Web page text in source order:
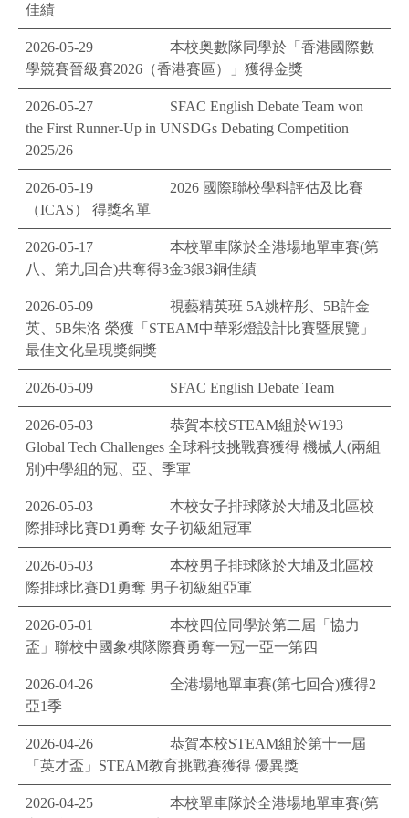
佳績
2026-05-29
本校奥數隊同學於「香港國際數
學競賽晉級賽2026（香港賽區）」獲得金獎
2026-05-27
SFAC English Debate Team won
the First Runner-Up in UNSDGs Debating Competition
2025/26
2026-05-19
2026 國際聯校學科評估及比賽
（ICAS） 得獎名單
2026-05-17
本校單車隊於全港場地單車賽(第
八、第九回合)共奪得3金3銀3銅佳績
2026-05-09
視藝精英班 5A姚梓彤、5B許金
英、5B朱洛 榮獲「STEAM中華彩燈設計比賽暨展覽」
最佳文化呈現獎銅獎
2026-05-09 SFAC English Debate Team
2026-05-03
恭賀本校STEAM組於W193
Global Tech Challenges ​全球科技挑戰賽獲得 機械人(兩組
別)中學組的冠、亞、季軍
2026-05-03
本校女子排球隊於大埔及北區校
際排球比賽D1勇奪 女子初級組冠軍
2026-05-03
本校男子排球隊於大埔及北區校
際排球比賽D1勇奪 男子初級組亞軍
2026-05-01
本校四位同學於第二屆「協力
盃」聯校中國象棋隊際賽勇奪一冠一亞一第四
2026-04-26
全港場地單車賽(第七回合)獲得2
亞1季
2026-04-26
恭賀本校STEAM組於第十一屆
「英才盃」STEAM教育挑戰賽獲得 優異獎
2026-04-25
本校單車隊於全港場地單車賽(第